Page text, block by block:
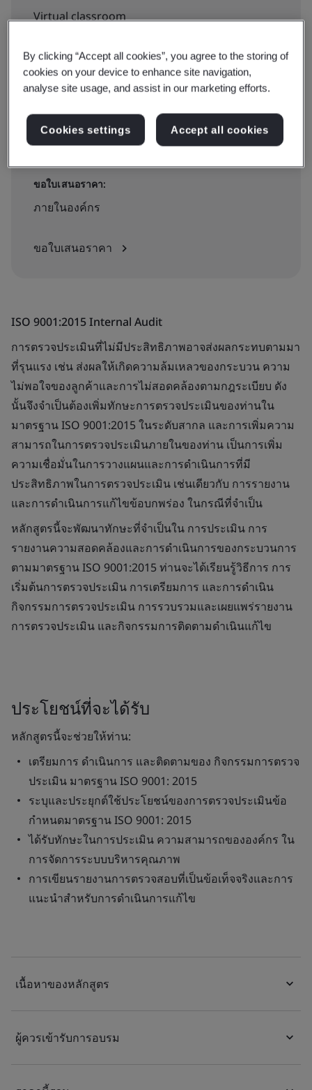
Virtual classroom
฿8000
สำรองที่นั่ง
ขอใบเสนอราคา:
ภายในองค์กร
ขอใบเสนอราคา
ISO 9001:2015 Internal Audit
การตรวจประเมินที่ไม่มีประสิทธิภาพอาจส่งผลกระทบตามมา
ที่รุนแรง เช่น ส่งผลให้เกิดความล้มเหลวของกระบวน ความ
ไม่พอใจของลูกค้าและการไม่สอดคล้องตามกฎระเบียบ ดัง
นั้นจึงจำเป็นต้องเพิ่มทักษะการตรวจประเมินของท่านใน
มาตรฐาน ISO 9001:2015 ในระดับสากล และการเพิ่มความ
สามารถในการตรวจประเมินภายในของท่าน เป็นการเพิ่ม
ความเชื่อมั่นในการวางแผนและการดำเนินการที่มี
ประสิทธิภาพในการตรวจประเมิน เช่นเดียวกับ การรายงาน
และการดำเนินการแก้ไขข้อบกพร่อง ในกรณีที่จำเป็น
หลักสูตรนี้จะพัฒนาทักษะที่จำเป็นใน การประเมิน การ
รายงานความสอดคล้องและการดำเนินการของกระบวนการ
ตามมาตรฐาน ISO 9001:2015 ท่านจะได้เรียนรู้วิธีการ การ
เริ่มต้นการตรวจประเมิน การเตรียมการ และการดำเนิน
กิจกรรมการตรวจประเมิน การรวบรวมและเผยแพร่รายงาน
การตรวจประเมิน และกิจกรรมการติดตามดำเนินแก้ไข
ประโยชน์ที่จะได้รับ
หลักสูตรนี้จะช่วยให้ท่าน:
เตรียมการ ดำเนินการ และติดตามของ กิจกรรมการตรวจ
ประเมิน มาตรฐาน ISO 9001: 2015
ระบุและประยุกต์ใช้ประโยชน์ของการตรวจประเมินข้อ
กำหนดมาตรฐาน ISO 9001: 2015
ได้รับทักษะในการประเมิน ความสามารถขององค์กร ใน
การจัดการระบบบริหารคุณภาพ
การเขียนรายงานการตรวจสอบที่เป็นข้อเท็จจริงและการ
แนะนำสำหรับการดำเนินการแก้ไข
เนื้อหาของหลักสูตร
ผู้ควรเข้ารับการอบรม
By clicking “Accept all cookies”, you agree to the storing of
cookies on your device to enhance site navigation,
analyse site usage, and assist in our marketing efforts.
Cookies settings Accept all cookies